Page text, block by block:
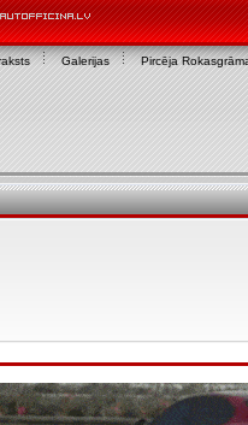
Galerijas Pircēja